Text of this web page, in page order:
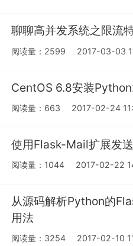
聊聊高并发系统之限流
阅读量：2599 2017-03-03
CentOS 6.8安装
阅读量：663 2017-02-24
使用Flask-Mail扩展发
阅读量：1044 2017-02-22
从源码解析Python的
用法
阅读量：3254 2017-02-10